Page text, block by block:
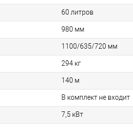
60 литров
980 мм
1100/635/720 мм
294 кг
140 м
В комплект не входит
7,5 кВт